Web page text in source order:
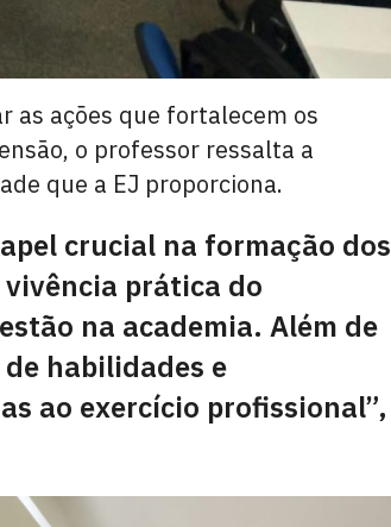
as ações que fortalecem os
o professor ressalta a
que a EJ proporciona.
crucial na formação dos
prática do
na academia. Além de
habilidades e
ao exercício profissional”,